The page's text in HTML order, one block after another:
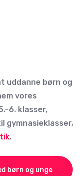
uddanne børn og
vores
6. klasser,
gymnasieklasser,
.
børn og unge